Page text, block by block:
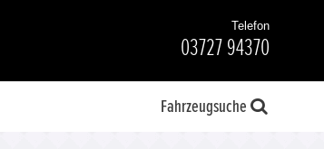
Telefon
03727 94370
Fahrzeugsuche